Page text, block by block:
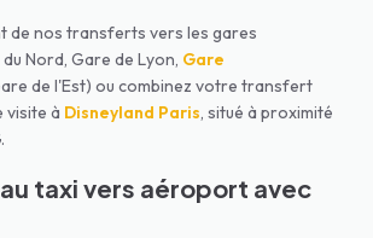
de nos transferts vers les gares
Nord, Gare de Lyon, Gare
de l'Est) ou combinez votre transfert
visite à Disneyland Paris, situé à proximité
taxi vers aéroport avec